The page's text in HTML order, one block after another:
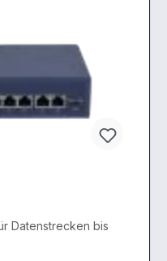
Datenstrecken bis